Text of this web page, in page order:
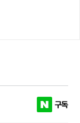
구독